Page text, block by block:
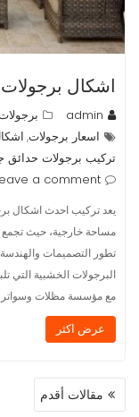
اشكال
admin
اسعار برجولات,
تركيب برجولات حدائق
a comment
يعد تركيب احدث اشكال
مساحة خارجية، حيث تجمع
تطور التصميمات
البرجولات الخشبية التي
مع مؤسسة مظلات وسواتر
عرض اكثر
تصفّح
المقالات
مقالات أقدم